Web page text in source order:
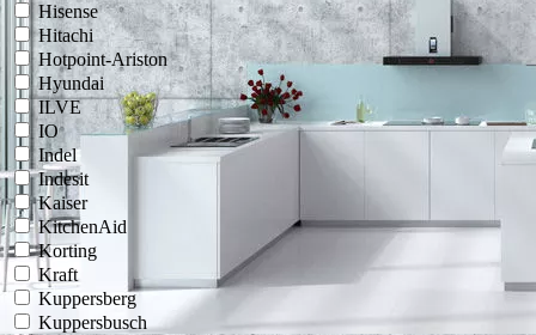
Hisense
Hitachi
Hotpoint-Ariston
Hyundai
ILVE
IO
Indel
Indesit
Kaiser
KitchenAid
Korting
Kraft
Kuppersberg
Kuppersbusch